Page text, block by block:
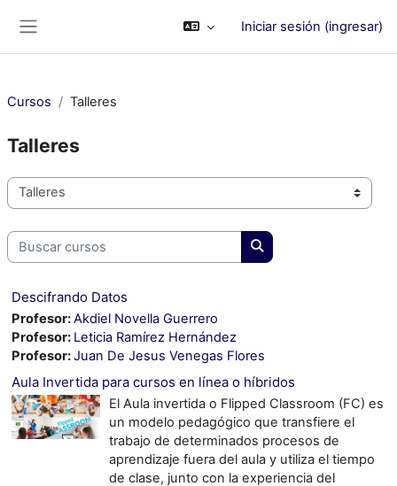
Iniciar sesión (ingresar)
Cursos Talleres
Talleres
Categorías
Buscar cursos
Buscar cursos
Descifrando Datos
Profesor:Akdiel Novella Guerrero
Profesor: Leticia Ramírez Hernández
Profesor:Juan De Jesus Venegas Flores
Aula Invertida para cursos en línea o híbridos
El Aula invertida o Flipped Classroom (FC) es
un modelo pedagógico que transfiere el
trabajo de determinados procesos de
aprendizaje fuera del aula y utiliza el tiempo
de clase, junto con la experiencia del